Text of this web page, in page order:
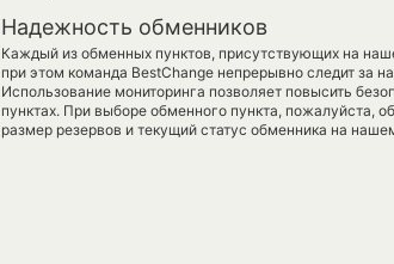
Надежность обменников
Каждый из обменных пунктов, присутствующих на
при этом команда BestChange непрерывно следит за
Использование мониторинга позволяет повысить
пунктах. При выборе обменного пункта, пожалуйста,
размер резервов и текущий статус обменника на